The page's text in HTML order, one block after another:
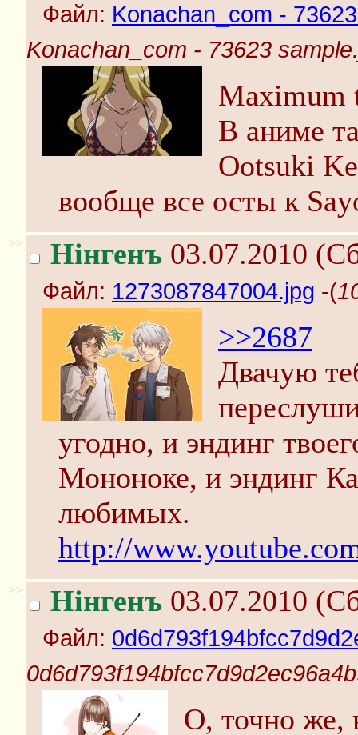
Файл: Konachan_com -
Konachan_com - 73623
Maximum
В аниме
Ootsuki
вообще все осты к
>> Нінгенъ 03.07.2010
Файл: 1273087847004.jpg -(
>>2687
Двачую
угодно, и эндинг
Мононоке, и эндинг
любимых.
http://
>> Нінгенъ 03.07.2010
Файл:
О, точно же,